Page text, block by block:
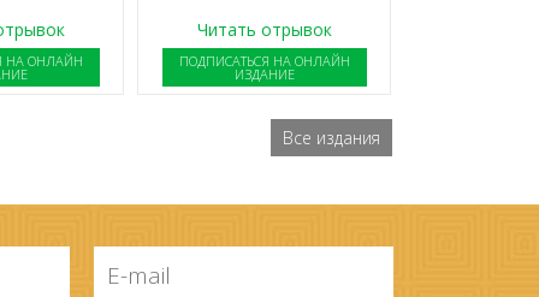
НА ОНЛАЙН
Читать отрывок
ПОДПИСАТЬСЯ НА ОНЛАЙН
ИЗДАНИЕ
Все издания
mail